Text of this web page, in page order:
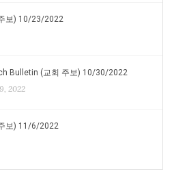
보) 10/23/2022
Bulletin (교회 주보) 10/30/2022
2022
보) 11/6/2022